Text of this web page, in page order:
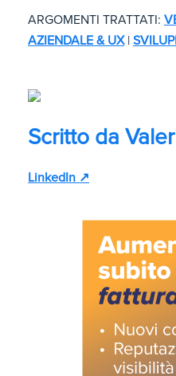
ARGOMENTI TRATTATI:
AZIENDALE & UX |
Scritto da
LinkedIn ↗